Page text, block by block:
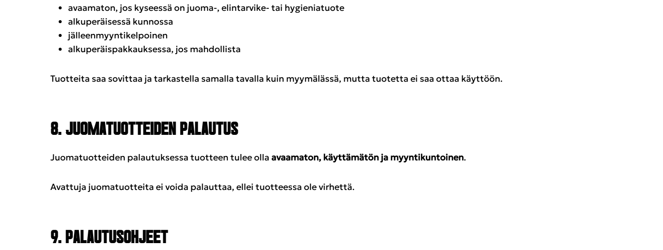
avaamaton, jos kyseessä on juoma-, elintarvike- tai hygieniatuote
alkuperäisessä kunnossa
jälleenmyyntikelpoinen
alkuperäispakkauksessa, jos mahdollista
Tuotteita saa sovittaa ja tarkastella samalla tavalla kuin myymälässä, mutta tuotetta ei saa ottaa käyttöön.
8. JUOMATUOTTEIDEN PALAUTUS
Juomatuotteiden palautuksessa tuotteen tulee olla avaamaton, käyttämätön ja myyntikuntoinen.
Avattuja juomatuotteita ei voida palauttaa, ellei tuotteessa ole virhettä.
9. PALAUTUSOHJEET